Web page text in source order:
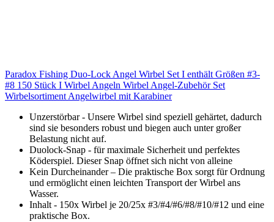
Paradox Fishing Duo-Lock Angel Wirbel Set I enthält Größen #3-
#8 150 Stück I Wirbel Angeln Wirbel Angel-Zubehör Set
Wirbelsortiment Angelwirbel mit Karabiner
Unzerstörbar - Unsere Wirbel sind speziell gehärtet, dadurch
sind sie besonders robust und biegen auch unter großer
Belastung nicht auf.
Duolock-Snap - für maximale Sicherheit und perfektes
Köderspiel. Dieser Snap öffnet sich nicht von alleine
Kein Durcheinander – Die praktische Box sorgt für Ordnung
und ermöglicht einen leichten Transport der Wirbel ans
Wasser.
Inhalt - 150x Wirbel je 20/25x #3/#4/#6/#8/#10/#12 und eine
praktische Box.